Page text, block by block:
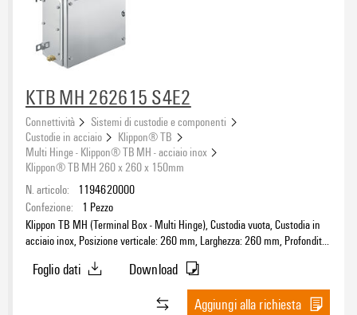
KTB MH 262615 S4E2
Connettività
Sistemi di custodie e componenti
Custodie in acciaio
Klippon® TB
Multi Hinge - Klippon® TB MH - acciaio inox
Klippon® TB MH 260 x 260 x 150mm
N. articolo:
1194620000
Confezione:
1 Pezzo
Klippon TB MH (Terminal Box - Multi Hinge), Custodia vuota, Custodia in
acciaio inox, Posizione verticale: 260 mm, Larghezza: 260 mm, Profondità:
inossidabile 1.4404 (316L), lucidatura elettrochimica, argento
Foglio dati
Download
Aggiungi alla richiesta